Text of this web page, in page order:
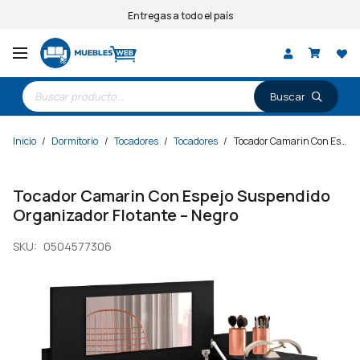
Entregas a todo el país
Búsqueda
de
productos
Inicio / Dormitorio / Tocadores / Tocadores / Tocador Camarin Con Espejo Suspendido Organizador Flotante – Negro
Tocador Camarin Con Espejo Suspendido
Organizador Flotante – Negro
SKU: 0504577306